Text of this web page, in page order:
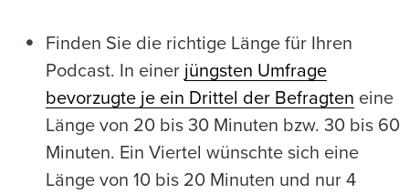
Finden Sie die richtige Länge für Ihren
Podcast. In einer jüngsten Umfrage
bevorzugte je ein Drittel der Befragten eine
Länge von 20 bis 30 Minuten bzw. 30 bis 60
Minuten. Ein Viertel wünschte sich eine
Länge von 10 bis 20 Minuten und nur 4